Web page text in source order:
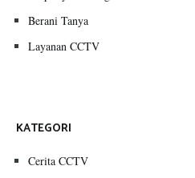
Berani Tanya
Layanan CCTV
KATEGORI
Cerita CCTV